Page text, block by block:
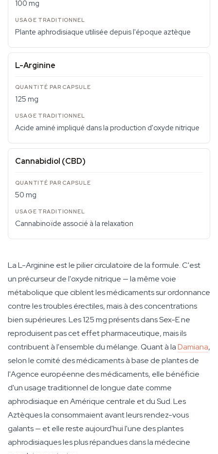
100 mg
Plante aphrodisiaque utilisée depuis l'époque aztèque
L-Arginine
125 mg
Acide aminé impliqué dans la production d'oxyde nitrique
Cannabidiol (CBD)
50 mg
Cannabinoïde associé à la relaxation
La L-Arginine est le pilier circulatoire de la formule. C'est
un précurseur de l'oxyde nitrique — la même voie
métabolique que ciblent les médicaments sur ordonnance
contre les troubles érectiles, mais à des concentrations
bien supérieures. Les 125 mg présents dans Sex-E ne
reproduisent pas cet effet pharmaceutique, mais ils
contribuent à l'ensemble du mélange. Quant à laDamiana,
selon le comité des médicaments à base de plantes de
l'Agence européenne des médicaments, elle bénéficie
d'un usage traditionnel de longue date comme
aphrodisiaque en Amérique centrale et du Sud. Les
Aztèques la consommaient avant leurs rendez-vous
galants — et elle reste aujourd'hui l'une des plantes
aphrodisiaques les plus répandues dans la médecine